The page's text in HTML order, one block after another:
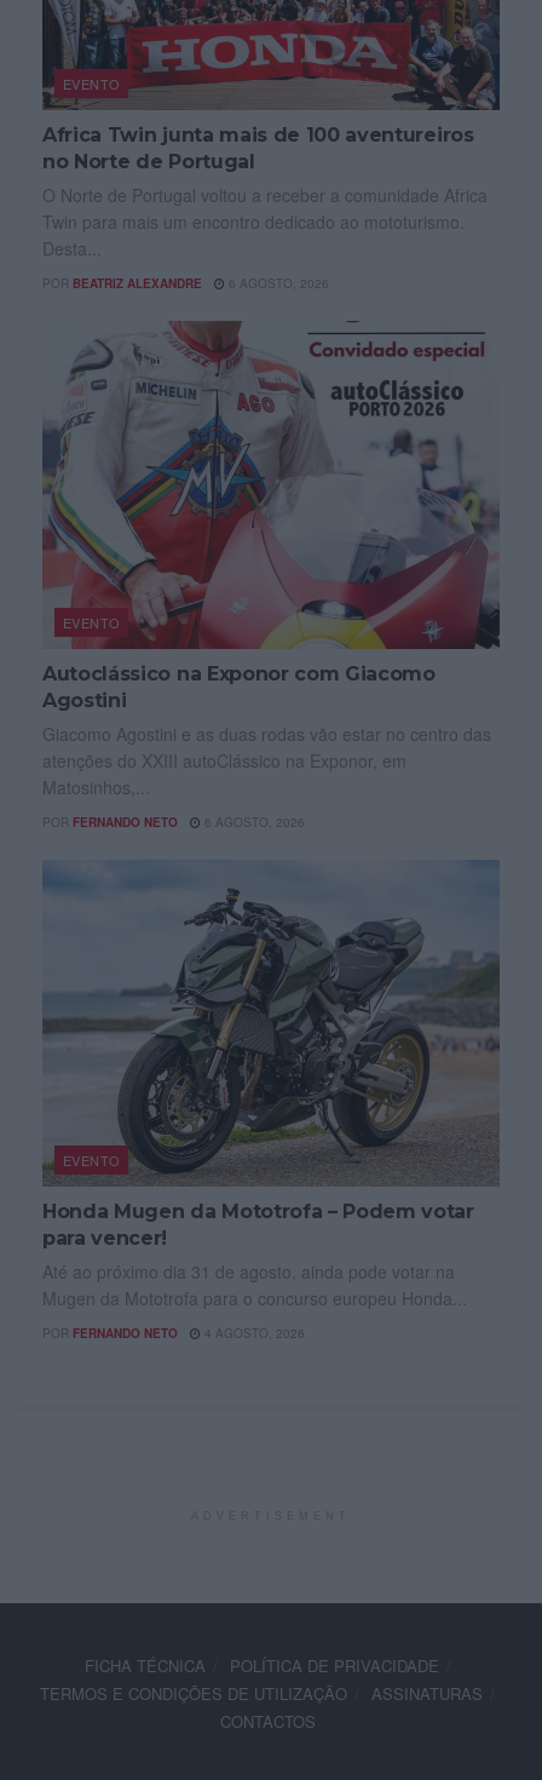
EVENTO
Africa Twin junta mais de 100 aventureiros
no Norte de Portugal
O Norte de Portugal voltou a receber a comunidade Africa
Twin para mais um encontro dedicado ao mototurismo.
Desta...
POR BEATRIZ ALEXANDRE 6 AGOSTO, 2026
EVENTO
Autoclássico na Exponor com Giacomo
Agostini
Giacomo Agostini e as duas rodas vão estar no centro das
atenções do XXIII autoClássico na Exponor, em
Matosinhos,...
POR FERNANDO NETO 6 AGOSTO, 2026
EVENTO
Honda Mugen da Mototrofa – Podem votar
para vencer!
Até ao próximo dia 31 de agosto, ainda pode votar na
Mugen da Mototrofa para o concurso europeu Honda...
POR FERNANDO NETO 4 AGOSTO, 2026
FICHA TÉCNICA
POLÍTICA DE PRIVACIDADE
TERMOS E CONDIÇÕES DE UTILIZAÇÃO
ASSINATURAS
CONTACTOS